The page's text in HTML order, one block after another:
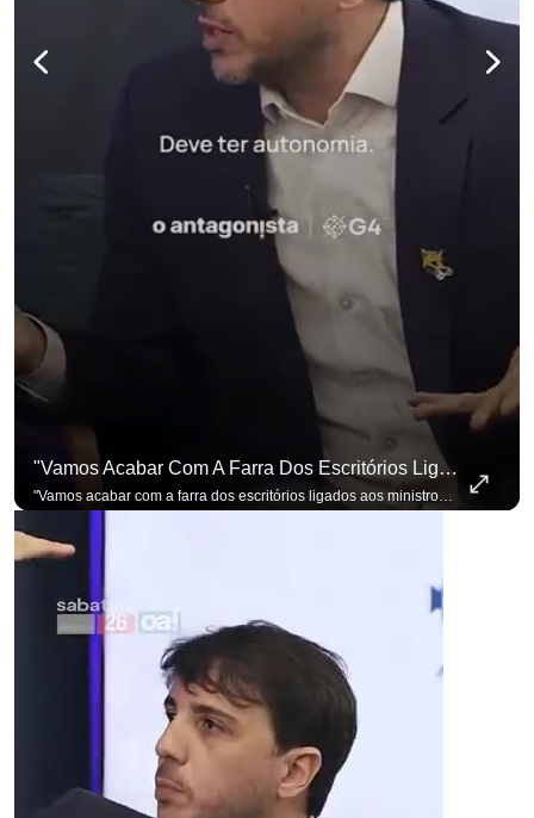
"Vamos Acabar Com A Farra Dos Escritórios Ligados Aos Ministros Do STF"
"Vamos acabar com a farra dos escritórios ligados aos ministros do STF". Essa foi a resposta de Renan Santos ao ser questionado sobre o Judiciário. Se você busca informação com credibilidade, inscreva-se agora e ative o
para não perder